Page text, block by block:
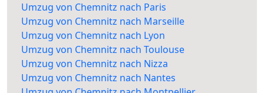
Umzug von Chemnitz nach Paris
Umzug von Chemnitz nach Marseille
Umzug von Chemnitz nach Lyon
Umzug von Chemnitz nach Toulouse
Umzug von Chemnitz nach Nizza
Umzug von Chemnitz nach Nantes